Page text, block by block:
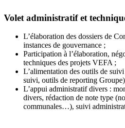
Volet administratif et
L’élaboration des dossiers de
instances de gouvernance ;
Participation à l’élaboration,
techniques des projets VEFA ;
L’alimentation des outils de
suivi, outils de reporting
L’appui administratif divers :
divers, rédaction de note type
communales…), suivi